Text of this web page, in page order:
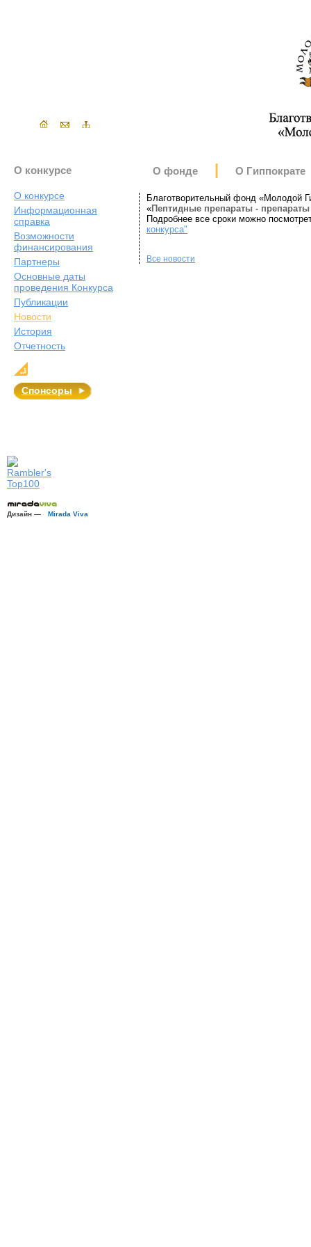
О конкурсе
О конкурсе
Информационная
справка
Возможности
финансирования
Партнеры
Основные даты
проведения Конкурса
Публикации
Новости
История
Отчетность
Спонсоры
О фонде | О Гиппократе
Благотворительный фонд «Молодой
«Пептидные препараты - препараты
Подробнее все сроки можно
конкурса"
Все новости
Дизайн — Mirada Viva